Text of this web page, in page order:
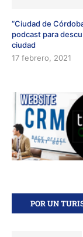
“Ciudad de
podcast para
ciudad
17 febrero, 2021
POR UN